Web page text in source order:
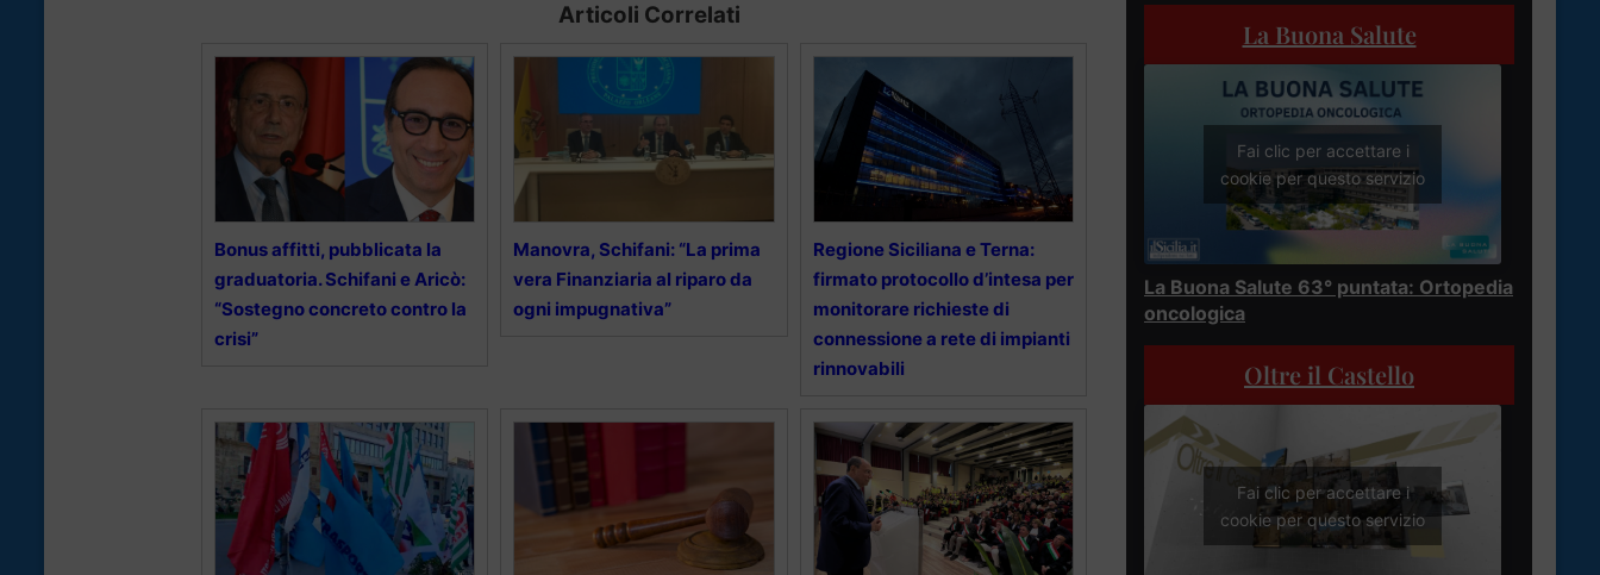
Articoli Correlati
Bonus affitti, pubblicata la
graduatoria. Schifani e Aricò:
“Sostegno concreto contro la
crisi”
Manovra, Schifani: “La prima
vera Finanziaria al riparo da
ogni impugnativa”
Regione Siciliana e Terna:
firmato protocollo d’intesa per
monitorare richieste di
connessione a rete di impianti
rinnovabili
La Buona Salute
Fai clic per accettare i
cookie per questo servizio
La Buona Salute 63° puntata: Ortopedia
oncologica
Oltre il Castello
Fai clic per accettare i
cookie per questo servizio